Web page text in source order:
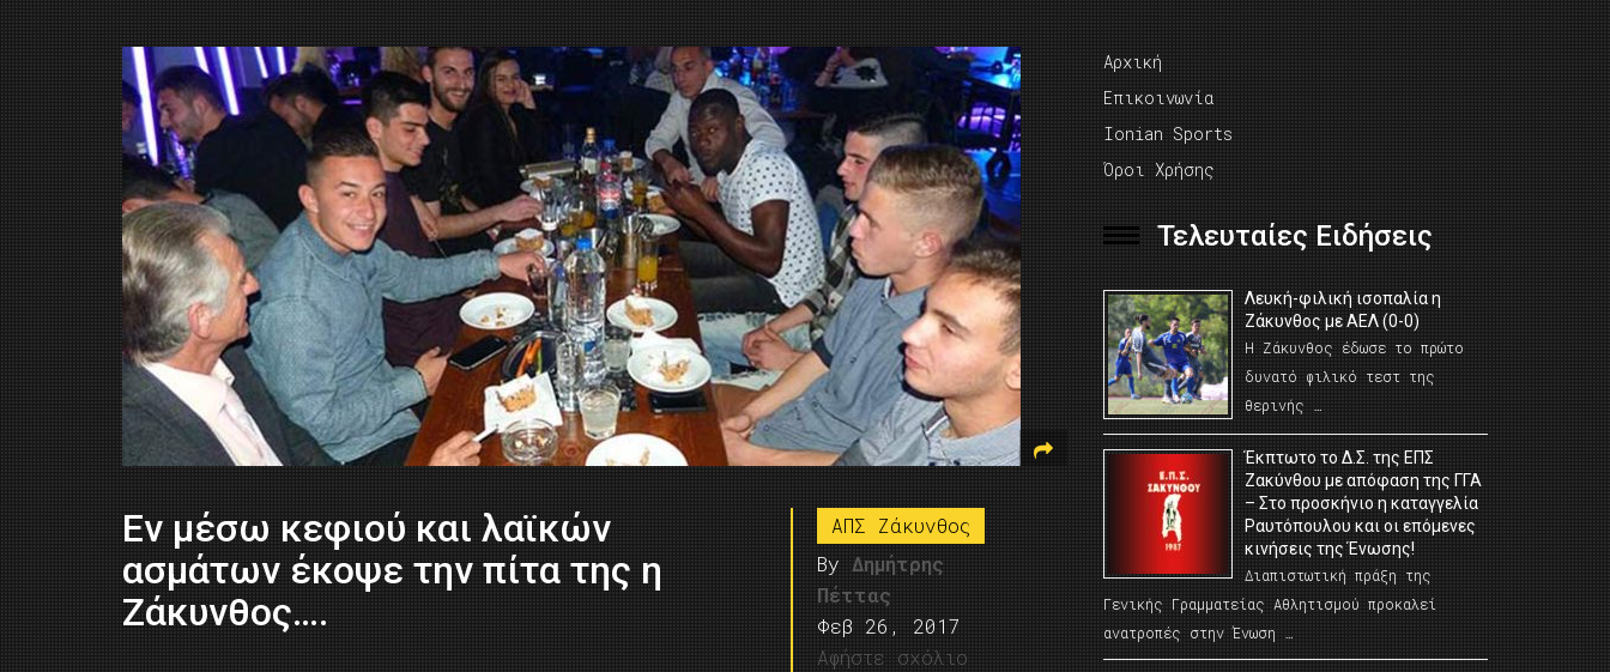
Εν μέσω κεφιού και λαϊκών
ασμάτων έκοψε την πίτα της η
Ζάκυνθος….
ΑΠΣ Ζάκυνθος
By Δημήτρης
Πέττας
Φεβ 26, 2017
Αφήστε σχόλιο
Αρχική
Επικοινωνία
Ionian Sports
Όροι Χρήσης
Τελευταίες Ειδήσεις
Λευκή-φιλική ισοπαλία η
Ζάκυνθος με ΑΕΛ (0-0)
Η Ζάκυνθος έδωσε το πρώτο
δυνατό φιλικό τεστ της
θερινής …
Έκπτωτο το Δ.Σ. της ΕΠΣ
Ζακύνθου με απόφαση της ΓΓΑ
– Στο προσκήνιο η καταγγελία
Ραυτόπουλου και οι επόμενες
κινήσεις της Ένωσης!
Διαπιστωτική πράξη της
Γενικής Γραμματείας Αθλητισμού προκαλεί
ανατροπές στην Ένωση …